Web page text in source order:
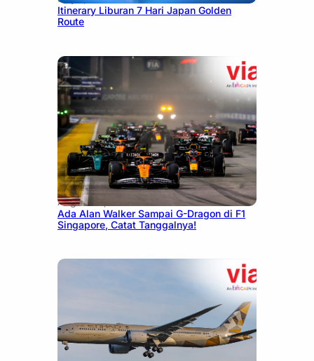
Itinerary Liburan 7 Hari Japan Golden
Route
August 13, 2025
Ada Alan Walker Sampai G-Dragon di F1
Singapore, Catat Tanggalnya!